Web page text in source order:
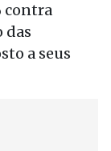
contra
das
a seus